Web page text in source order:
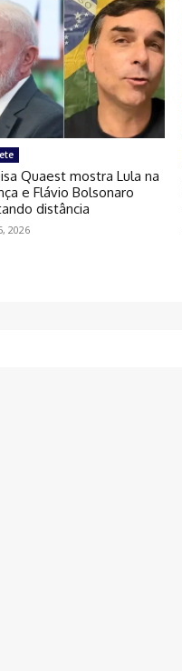
Quaest mostra Lula na
e Flávio Bolsonaro
distância
2026